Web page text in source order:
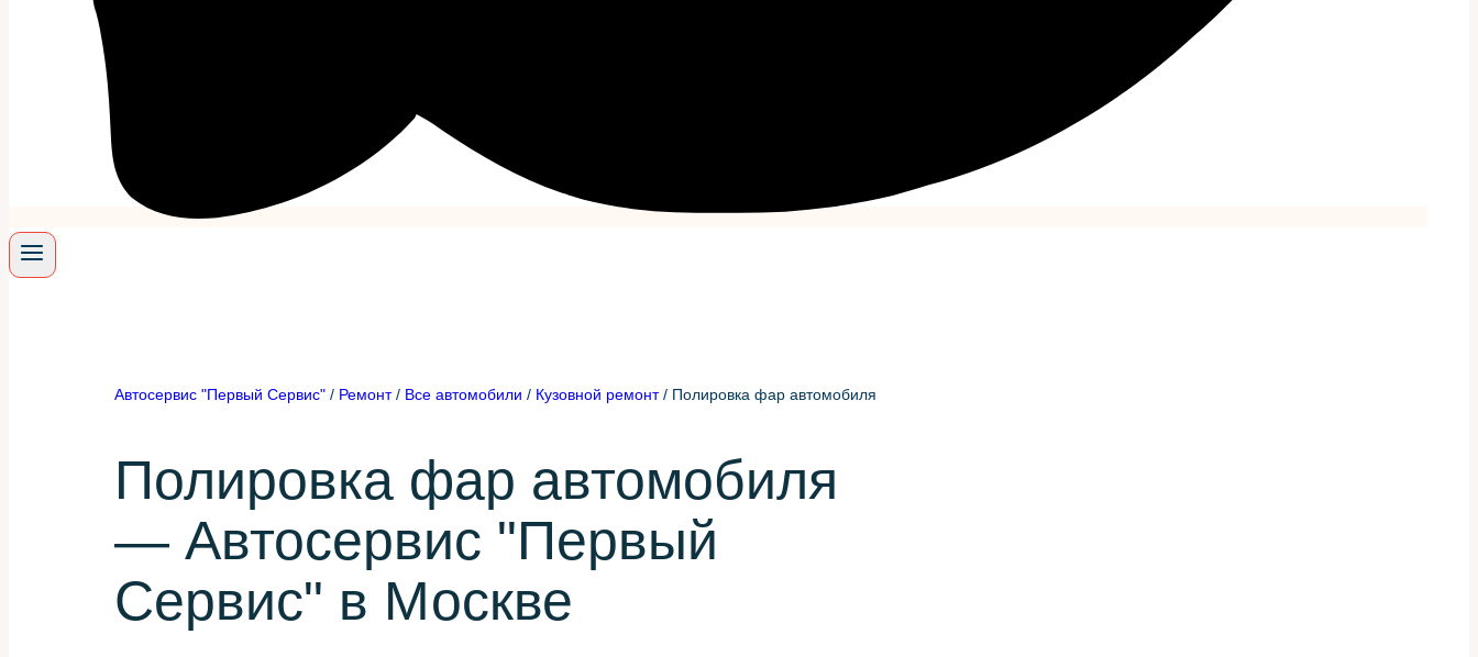
Автосервис "Первый Сервис" / Ремонт/ Все автомобили / Кузовной ремонт/ Полировка фар автомобиля
Полировка фар автомобиля
— Автосервис "Первый
Сервис" в Москве